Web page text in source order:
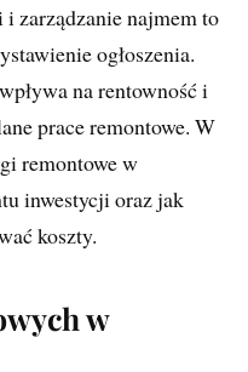
zarządzanie najmem to
ogłoszenia.
na rentowność i
prace remontowe. W
remontowe w
inwestycji oraz jak
koszty.
w